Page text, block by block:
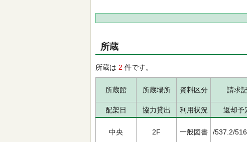
所蔵
所蔵は 2 件です。
所蔵館 所蔵場所 資料区分 請求
配架日 協力貸出 利用状況 返却予
中央 2F 一般図書 /537.2/